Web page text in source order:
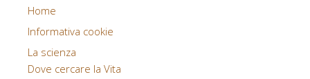
Home
Informativa cookie
La scienza
Dove cercare la Vita